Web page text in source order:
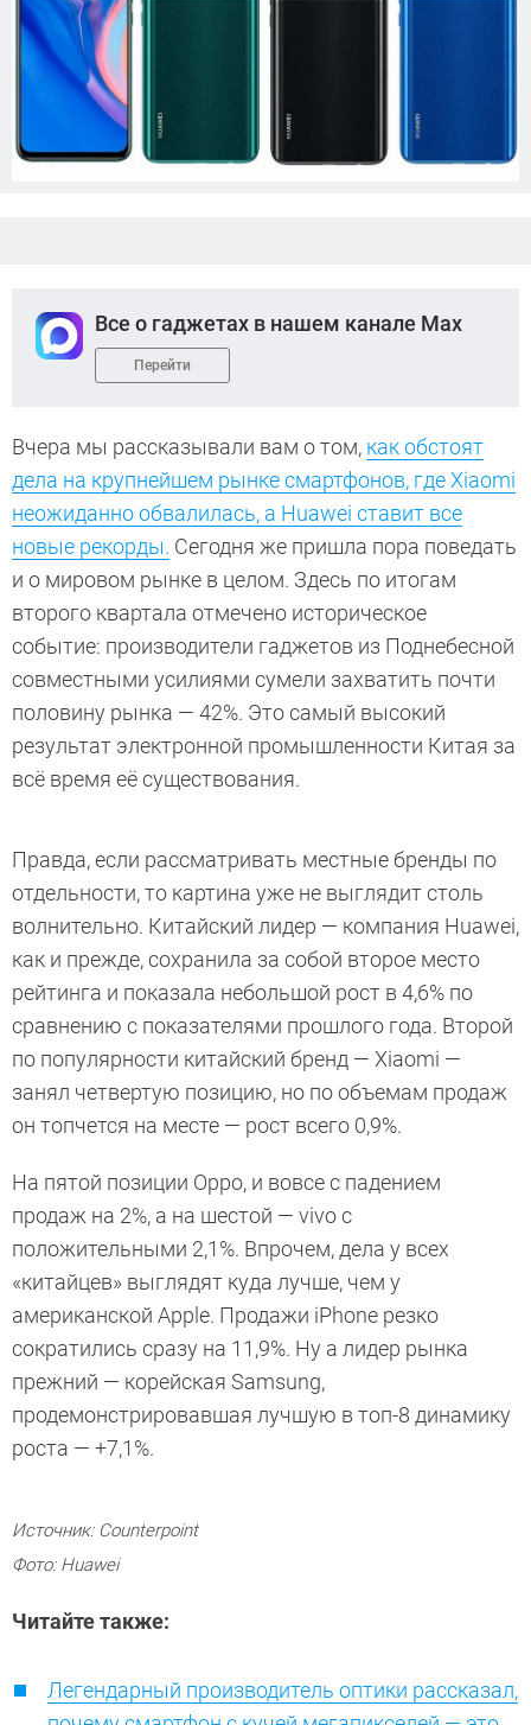
Все о гаджетах в нашем канале Max
Перейти
Вчера мы рассказывали вам о том, как обстоят
дела на крупнейшем рынке смартфонов, где Xiaomi
неожиданно обвалилась, а Huawei ставит все
новые рекорды. Сегодня же пришла пора поведать
и о мировом рынке в целом. Здесь по итогам
второго квартала отмечено историческое
событие: производители гаджетов из Поднебесной
совместными усилиями сумели захватить почти
половину рынка — 42%. Это самый высокий
результат электронной промышленности Китая за
всё время её существования.
Правда, если рассматривать местные бренды по
отдельности, то картина уже не выглядит столь
волнительно. Китайский лидер — компания Huawei,
как и прежде, сохранила за собой второе место
рейтинга и показала небольшой рост в 4,6% по
сравнению с показателями прошлого года. Второй
по популярности китайский бренд — Xiaomi —
занял четвертую позицию, но по объемам продаж
он топчется на месте — рост всего 0,9%.
На пятой позиции Oppo, и вовсе с падением
продаж на 2%, а на шестой — vivо с
положительными 2,1%. Впрочем, дела у всех
«китайцев» выглядят куда лучше, чем у
американской Apple. Продажи iPhone резко
сократились сразу на 11,9%. Ну а лидер рынка
прежний — корейская Samsung,
продемонстрировавшая лучшую в топ-8 динамику
роста — +7,1%.
Источник: Counterpoint
Фото: Huawei
Читайте также:
Легендарный производитель оптики рассказал,